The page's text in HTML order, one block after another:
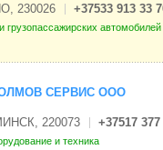
230026
+37533 913 33
грузопассажирских автомобилей
СЕРВИС ООО
220073 +37517
и техника